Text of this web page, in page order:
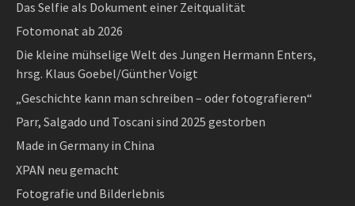
Das Selfie als Dokument einer Zeitqualität
Fotomonat ab 2026
Die kleine mühselige Welt des Jungen Hermann Enters,
hrsg. Klaus Goebel/Günther Voigt
„Geschichte kann man schreiben – oder fotografieren“
Parr, Salgado und Toscani sind 2025 gestorben
Made in Germany in China
XPAN neu gemacht
Fotografie und Bilderlebnis